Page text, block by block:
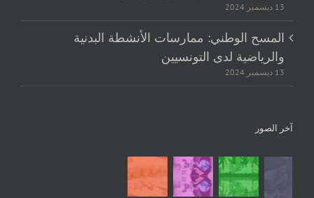
13 ديسمبر 2024
المسح الوطني: ممارسات الأنشطة البدنية
والرياضية لدى التونسيين
13 ديسمبر 2024
آخر الصور